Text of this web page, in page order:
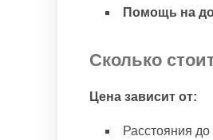
Помощь на
Сколько
Цена зависит от:
Расстояния до